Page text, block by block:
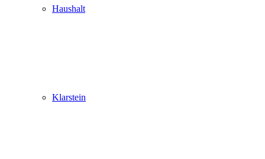
Haushalt
Klarstein